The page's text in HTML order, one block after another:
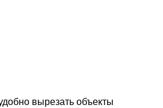
вырезать объекты